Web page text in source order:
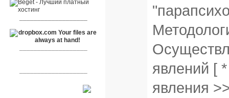
явлений [
явления